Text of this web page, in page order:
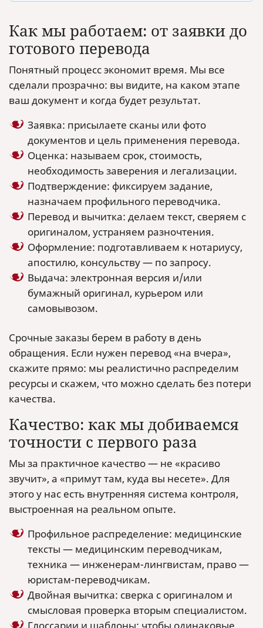
Как мы работаем: от заявки до
готового перевода
Понятный процесс экономит время. Мы все
сделали прозрачно: вы видите, на каком этапе
ваш документ и когда будет результат.
Заявка: присылаете сканы или фото
документов и цель применения перевода.
Оценка: называем срок, стоимость,
необходимость заверения и легализации.
Подтверждение: фиксируем задание,
назначаем профильного переводчика.
Перевод и вычитка: делаем текст, сверяем с
оригиналом, устраняем разночтения.
Оформление: подготавливаем к нотариусу,
апостилю, консульству — по запросу.
Выдача: электронная версия и/или
бумажный оригинал, курьером или
самовывозом.
Срочные заказы берем в работу в день
обращения. Если нужен перевод «на вчера»,
скажите прямо: мы реалистично распределим
ресурсы и скажем, что можно сделать без потери
качества.
Качество: как мы добиваемся
точности с первого раза
Мы за практичное качество — не «красиво
звучит», а «примут там, куда вы несете». Для
этого у нас есть внутренняя система контроля,
выстроенная на реальном опыте.
Профильное распределение: медицинские
тексты — медицинским переводчикам,
техника — инженерам-лингвистам, право —
юристам-переводчикам.
Двойная вычитка: сверка с оригиналом и
смысловая проверка вторым специалистом.